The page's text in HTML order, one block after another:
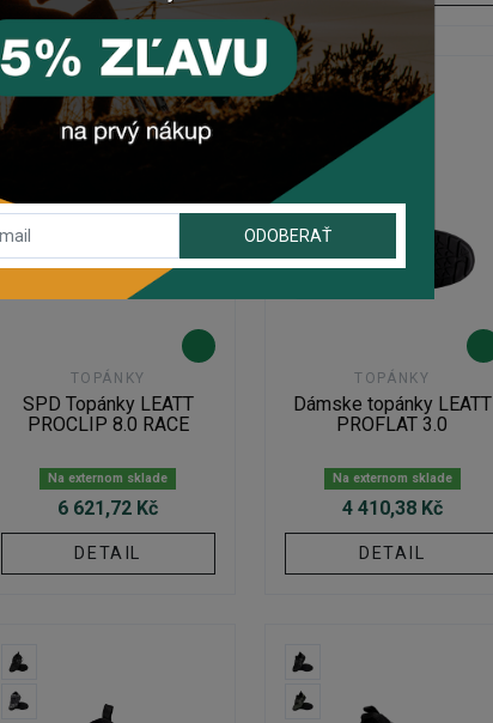
TOPÁNKY
SPD Topánky LEATT
PROCLIP 8.0 RACE
Na externom sklade
6 621,72 Kč
DETAIL
TOPÁNKY
Dámske topánky LEATT
PROFLAT 3.0
Na externom sklade
4 410,38 Kč
DETAIL
ODOBERAŤ